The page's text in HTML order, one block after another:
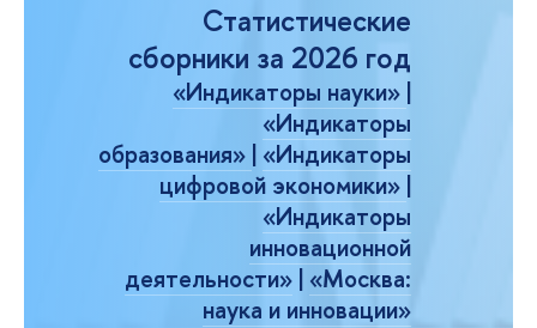
Статистические
сборники за 2026 год
«Индикаторы науки» |
«Индикаторы
образования» | «Индикаторы
цифровой экономики» |
«Индикаторы
инновационной
деятельности» | «Москва:
наука и инновации»